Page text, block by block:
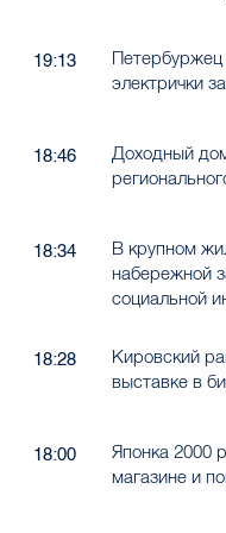
19:13
Петербуржец
электрички
18:46
Доходный
18:34
В крупном
набережной
социальной
18:28
Кировский
выставке в
18:00
Японка 2000
магазине и